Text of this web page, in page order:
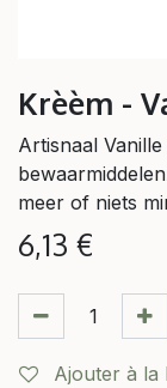
Krèèm -
Artisnaal
meer of niets
6,13 €
Ajouter à la